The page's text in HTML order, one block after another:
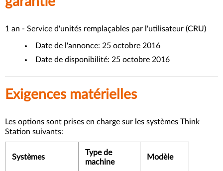
1 an - Service d'unités remplaçables par l'utilisateur (CRU)
Date de l'annonce: 25 octobre 2016
Date de disponibilité: 25 octobre 2016
Exigences matérielles
Les options sont prises en charge sur les systèmes Think
Station suivants:
Systèmes
Type de
machine
Modèle